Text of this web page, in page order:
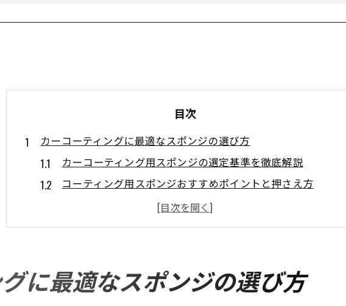
目次
カーコーティングに最適なスポンジの選び方
カーコーティング用スポンジの選定基準を徹底解説
コーティング用スポンジおすすめポイントと押さえ方
泡立ちや柔らかさ重視のカーコーティングスポンジ比較法
コーティングスポンジの使い心地と選び方のコツ
代用品でも傷を防ぐカーコーティング術
カーコーティングで代用スポンジを安全に使う秘訣
に最適なスポンジの選び方